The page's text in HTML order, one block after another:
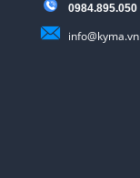
0984.895.050
info@kyma.vn